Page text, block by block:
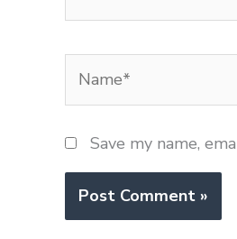
Save my name,